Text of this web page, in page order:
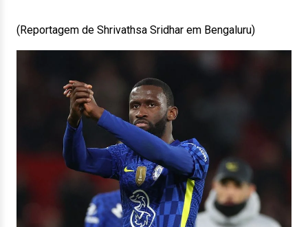
(Reportagem de Shrivathsa Sridhar em Bengaluru)